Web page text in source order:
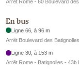
Arrêt Rome - 60 Boulevard
En bus
Ligne 66, à 96 m
Arrêt Boulevard des
Ligne 30, à 153 m
Arrêt Rome - Batignolles - 43b